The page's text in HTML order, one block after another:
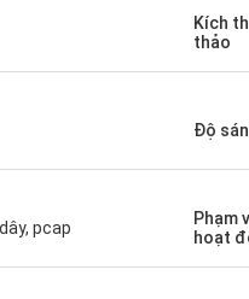
cấp cho chúng tôi một loạt
Kích
thảo
Độ
pcap
Phạm
hoạt